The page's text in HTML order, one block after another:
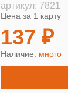
артикул: 7821
Цена за 1 карту
137 ₽
Наличие: много